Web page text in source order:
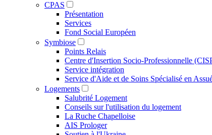
CPAS
Présentation
Services
Fond Social Européen
Symbiose
Points Relais
Centre d'Insertion Socio-Professionnelle
Service intégration
Service d'Aide et de Soins Spécialisé en
Logements
Salubrité Logement
Conseils sur l'utilisation du logement
La Ruche Chapelloise
AIS Prologer